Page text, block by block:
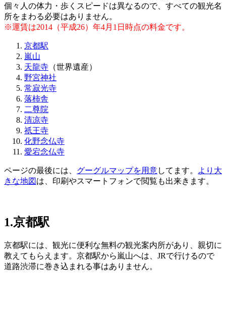
個々人の体力・歩くスピードは異なるので、すべての観光名
所をまわる必要はありません。
※運賃は2014（平成26）年4月1日時点の料金です。
京都駅
嵐山
天龍寺 （世界遺産）
野宮神社
常寂光寺
落柿舎
二尊院
清凉寺
祇王寺
化野念仏寺
愛宕念仏寺
ページの最後には、 グーグルマップを用意してます。
より大
きな地図 は、印刷やスマートフォンで閲覧も出来きます。
1.京都駅
京都駅には、観光に便利な無料の観光案内所があり、親切に
教えてもらえます。京都駅から嵐山へは、JRで行けるので
道路渋滞に巻き込まれる事はありません。